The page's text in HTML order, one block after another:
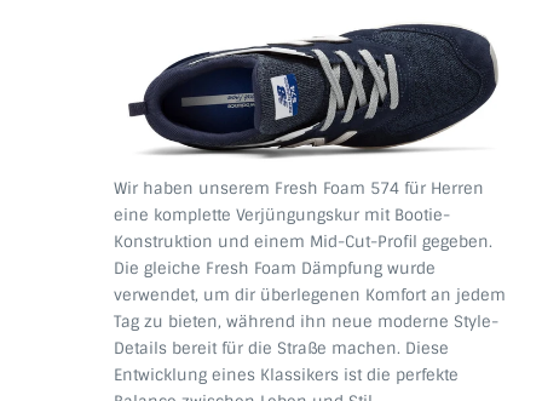
Wir haben unserem Fresh Foam 574 für Herren
eine komplette Verjüngungskur mit Bootie-
Konstruktion und einem Mid-Cut-Profil gegeben.
Die gleiche Fresh Foam Dämpfung wurde
verwendet, um dir überlegenen Komfort an jedem
Tag zu bieten, während ihn neue moderne Style-
Details bereit für die Straße machen. Diese
Entwicklung eines Klassikers ist die perfekte